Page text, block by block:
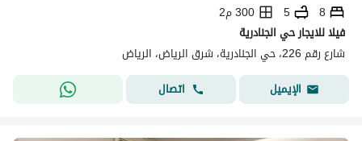
8
5
300 م2
فيلا للايجار حي الجنادرية
شارع رقم 226، حي الجنادرية، شرق الرياض، الرياض
الإيميل
اتصال